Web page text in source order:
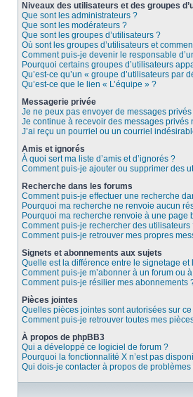
Niveaux des utilisateurs et des groupes
Que sont les administrateurs ?
Que sont les modérateurs ?
Que sont les groupes d’utilisateurs ?
Où sont les groupes d’utilisateurs et
Comment puis-je devenir le responsable
Pourquoi certains groupes d’utilisateurs
Qu’est-ce qu’un « groupe d’utilisateurs par
Qu’est-ce que le lien « L’équipe » ?
Messagerie privée
Je ne peux pas envoyer de messages privés
Je continue à recevoir des messages privés
J’ai reçu un pourriel ou un courriel
Amis et ignorés
À quoi sert ma liste d’amis et d’ignorés ?
Comment puis-je ajouter ou supprimer des
Recherche dans les forums
Comment puis-je effectuer une recherche
Pourquoi ma recherche ne renvoie aucun
Pourquoi ma recherche renvoie à une page
Comment puis-je rechercher des utilisateurs
Comment puis-je retrouver mes propres
Signets et abonnements aux sujets
Quelle est la différence entre le signetage et
Comment puis-je m’abonner à un forum ou
Comment puis-je résilier mes abonnements
Pièces jointes
Quelles pièces jointes sont autorisées sur
Comment puis-je retrouver toutes mes
À propos de phpBB3
Qui a développé ce logiciel de forum ?
Pourquoi la fonctionnalité X n’est pas
Qui dois-je contacter à propos de